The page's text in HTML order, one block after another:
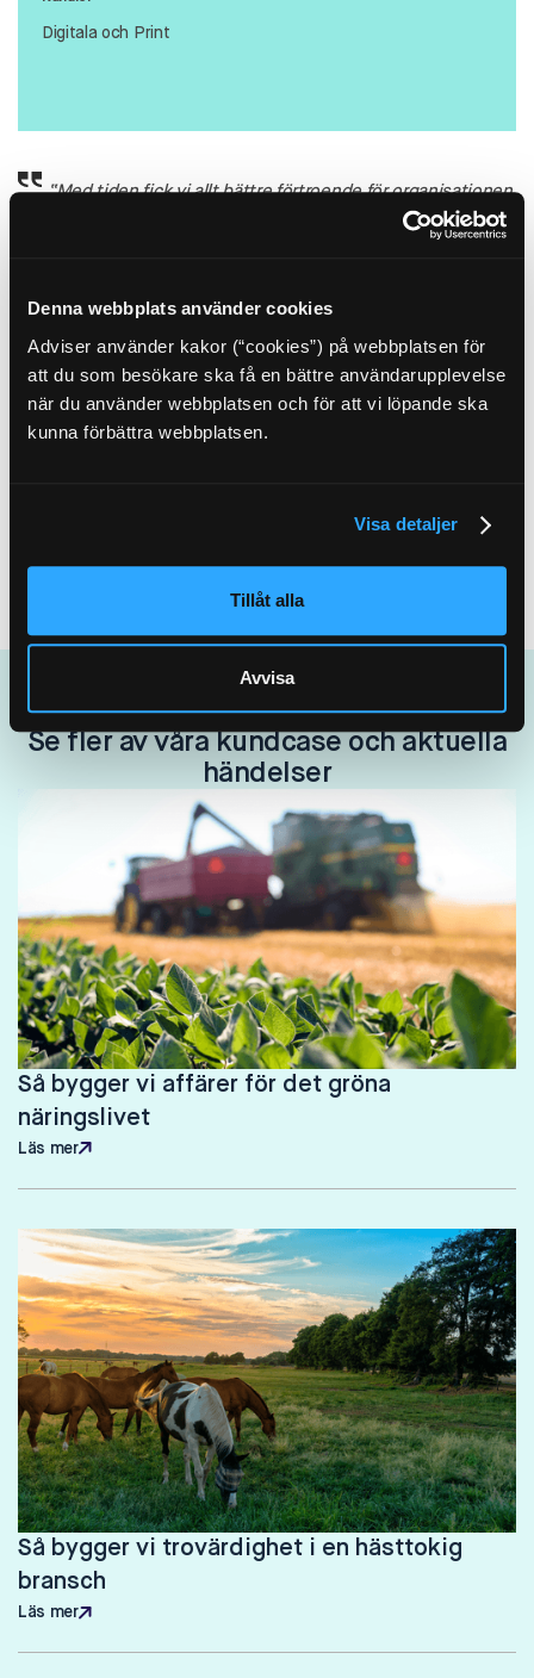
Denna webbplats använder cookies
Adviser använder kakor (“cookies”) på webbplatsen för
att du som besökare ska få en bättre användarupplevelse
när du använder webbplatsen och för att vi löpande ska
kunna förbättra webbplatsen.
Visa detaljer
Tillåt alla
Avvisa
Digitala och Print
“Med tiden fick vi allt bättre förtroende för organisationen
och de blev en partner som vi idag ser som tidningens
Chefredaktör Maskinentreprenören
Se fler av våra kundcase och aktuella
händelser
Så bygger vi affärer för det gröna
näringslivet
Läs mer
Så bygger vi trovärdighet i en hästtokig
bransch
Läs mer